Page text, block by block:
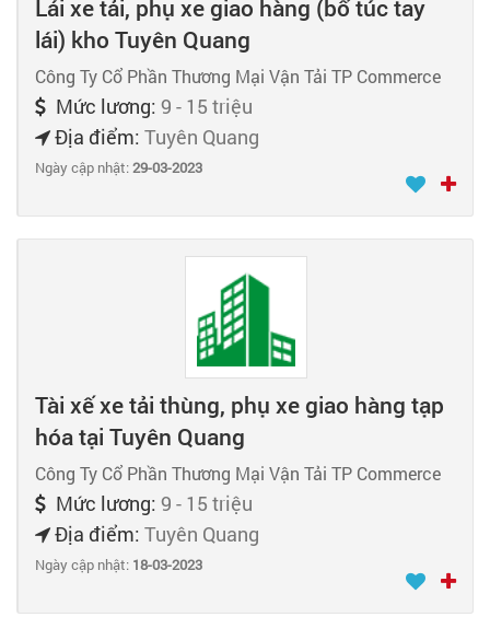
Lái xe tải, phụ xe giao hàng (bổ túc tay
lái) kho Tuyên Quang
Công Ty Cổ Phần Thương Mại Vận Tải TP Commerce
Mức lương: 9 - 15 triệu
Địa điểm: Tuyên Quang
Ngày cập nhật:29-03-2023
Tài xế xe tải thùng, phụ xe giao hàng tạp
hóa tại Tuyên Quang
Công Ty Cổ Phần Thương Mại Vận Tải TP Commerce
Mức lương: 9 - 15 triệu
Địa điểm: Tuyên Quang
Ngày cập nhật: 18-03-2023